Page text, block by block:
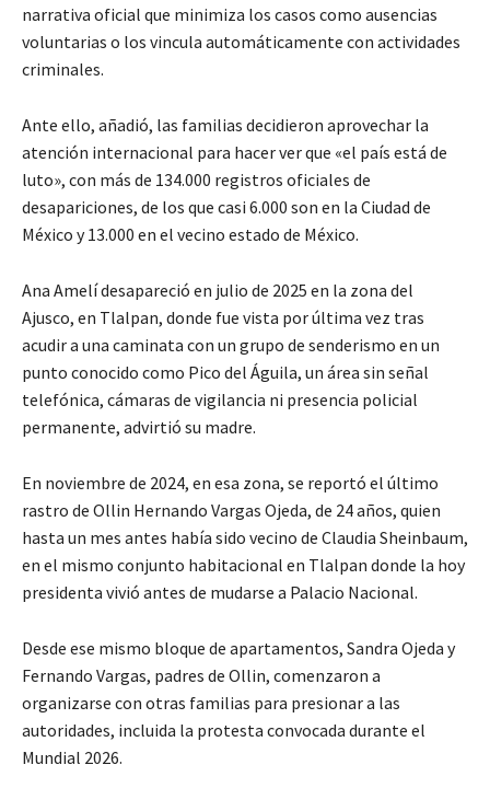
narrativa oficial que minimiza los casos como ausencias
voluntarias o los vincula automáticamente con actividades
criminales.
Ante ello, añadió, las familias decidieron aprovechar la
atención internacional para hacer ver que «el país está de
luto», con más de 134.000 registros oficiales de
desapariciones, de los que casi 6.000 son en la Ciudad de
México y 13.000 en el vecino estado de México.
Ana Amelí desapareció en julio de 2025 en la zona del
Ajusco, en Tlalpan, donde fue vista por última vez tras
acudir a una caminata con un grupo de senderismo en un
punto conocido como Pico del Águila, un área sin señal
telefónica, cámaras de vigilancia ni presencia policial
permanente, advirtió su madre.
En noviembre de 2024, en esa zona, se reportó el último
rastro de Ollin Hernando Vargas Ojeda, de 24 años, quien
hasta un mes antes había sido vecino de Claudia Sheinbaum,
en el mismo conjunto habitacional en Tlalpan donde la hoy
presidenta vivió antes de mudarse a Palacio Nacional.
Desde ese mismo bloque de apartamentos, Sandra Ojeda y
Fernando Vargas, padres de Ollin, comenzaron a
organizarse con otras familias para presionar a las
autoridades, incluida la protesta convocada durante el
Mundial 2026.